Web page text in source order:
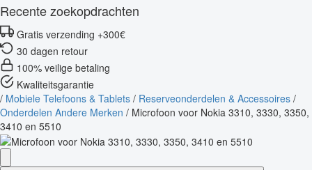
Recente zoekopdrachten
Gratis verzending +300€
30 dagen retour
100% veilige betaling
Kwaliteitsgarantie
/ Mobiele Telefoons & Tablets / Reserveonderdelen & Accessoires /
Onderdelen Andere Merken / Microfoon voor Nokia 3310, 3330, 3350,
3410 en 5510